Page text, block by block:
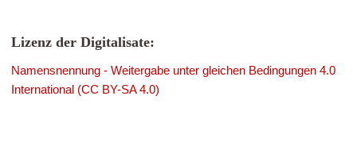
Lizenz der Digitalisate:
Namensnennung - Weitergabe unter gleichen Bedingungen 4.0
International (CC BY-SA 4.0)